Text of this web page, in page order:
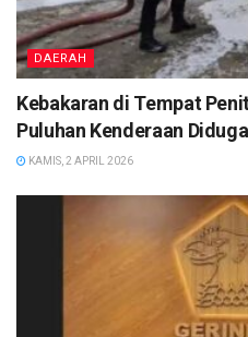
DAERAH
Kebakaran di Tempat
Puluhan Kenderaan
KAMIS, 2 APRIL 2026